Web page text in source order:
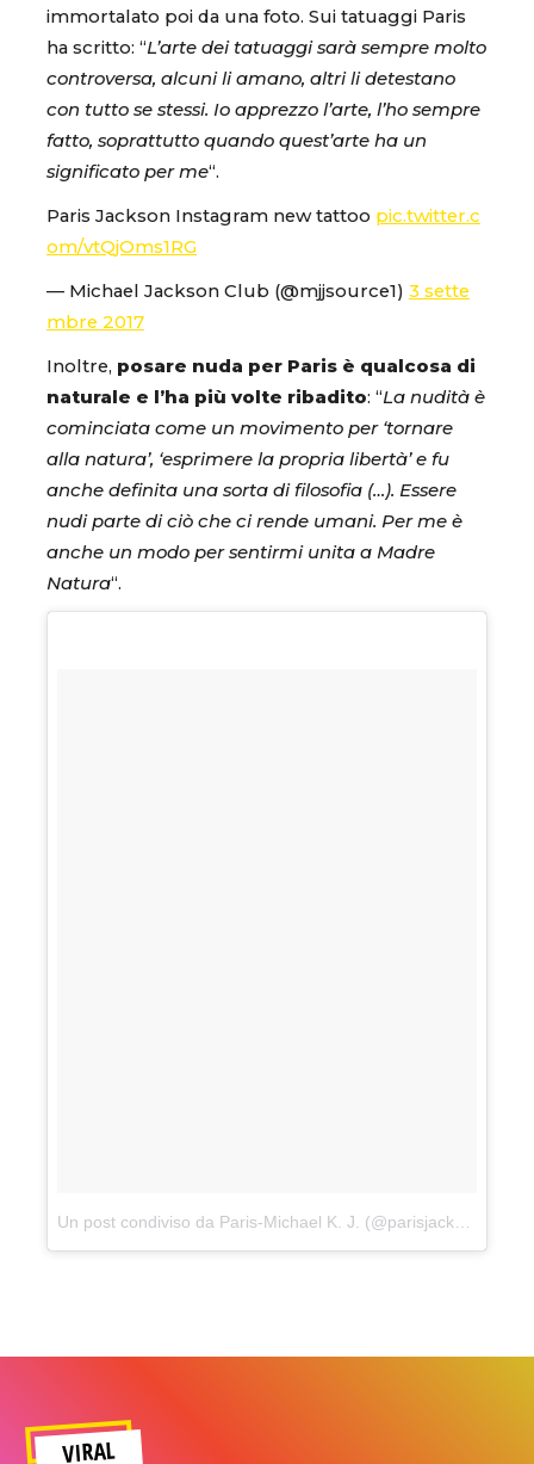
immortalato poi da una foto. Sui tatuaggi Paris
ha scritto: “L’arte dei tatuaggi sarà sempre molto
controversa, alcuni li amano, altri li detestano
con tutto se stessi. Io apprezzo l’arte, l’ho sempre
fatto, soprattutto quando quest’arte ha un
significato per me“.
Paris Jackson Instagram new tattoo pic.twitter.c
om/vtQjOms1RG
— Michael Jackson Club (@mjjsource1) 3 sette
mbre 2017
Inoltre, posare nuda per Paris è qualcosa di
naturale e l’ha più volte ribadito: “La nudità è
cominciata come un movimento per ‘tornare
alla natura’, ‘esprimere la propria libertà’ e fu
anche definita una sorta di filosofia (…). Essere
nudi parte di ciò che ci rende umani. Per me è
anche un modo per sentirmi unita a Madre
Natura“.
Un post condiviso da Paris-Michael K. J. (@parisjackson)
VIRAL